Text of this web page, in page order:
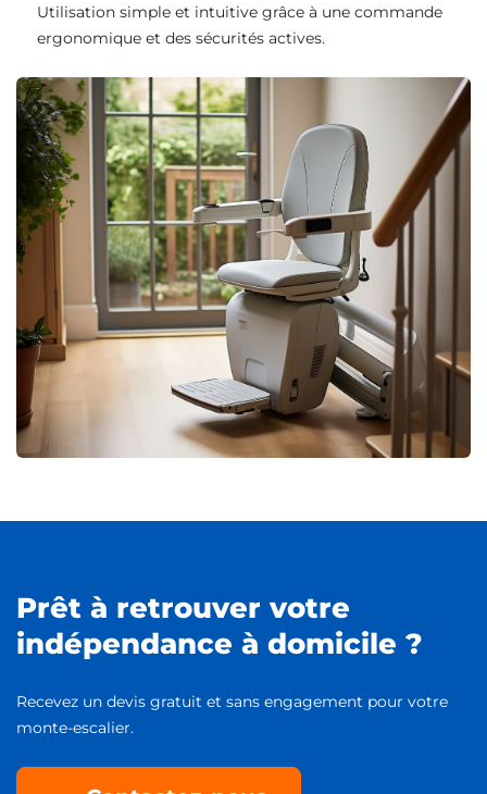
Utilisation simple et intuitive grâce à une commande
ergonomique et des sécurités actives.
Prêt à retrouver votre
indépendance à domicile ?
Recevez un devis gratuit et sans engagement pour votre
monte-escalier.